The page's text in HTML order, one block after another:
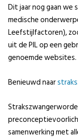
Dit jaar nog gaan
medische
Leefstijlfactoren),
uit de PIL op een
genoemde websites.
Benieuwd naar
samenwerking met